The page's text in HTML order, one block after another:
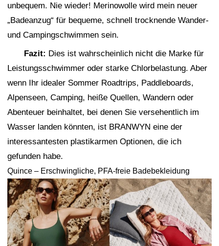
unbequem. Nie wieder! Merinowolle wird mein neuer
„Badeanzug“ für bequeme, schnell trocknende Wander-
und Campingschwimmen sein.
Fazit: Dies ist wahrscheinlich nicht die Marke für
Leistungsschwimmer oder starke Chlorbelastung. Aber
wenn Ihr idealer Sommer Roadtrips, Paddleboards,
Alpenseen, Camping, heiße Quellen, Wandern oder
Abenteuer beinhaltet, bei denen Sie versehentlich im
Wasser landen könnten, ist BRANWYN eine der
interessantesten plastikarmen Optionen, die ich
gefunden habe.
Quince – Erschwingliche, PFA-freie Badebekleidung